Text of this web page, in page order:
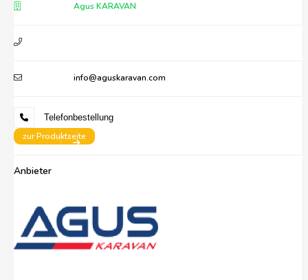
Agus KARAVAN
info@aguskaravan.com
Telefonbestellung
zur Produktseite
Anbieter